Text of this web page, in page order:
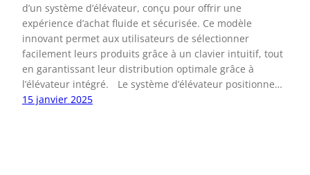
d’un système d’élévateur, conçu pour offrir une
expérience d’achat fluide et sécurisée. Ce modèle
innovant permet aux utilisateurs de sélectionner
facilement leurs produits grâce à un clavier intuitif, tout
en garantissant leur distribution optimale grâce à
l’élévateur intégré. Le système d’élévateur positionne…
15 janvier 2025